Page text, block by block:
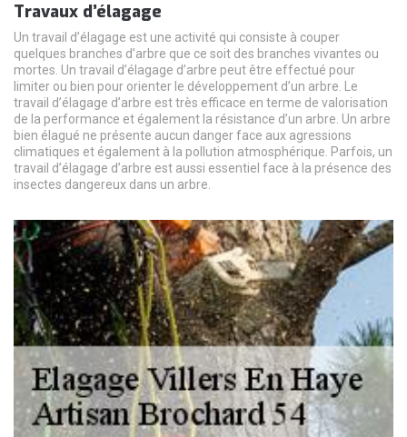
Travaux d’élagage
Un travail d’élagage est une activité qui consiste à couper
quelques branches d’arbre que ce soit des branches vivantes ou
mortes. Un travail d’élagage d’arbre peut être effectué pour
limiter ou bien pour orienter le développement d’un arbre. Le
travail d’élagage d’arbre est très efficace en terme de valorisation
de la performance et également la résistance d’un arbre. Un arbre
bien élagué ne présente aucun danger face aux agressions
climatiques et également à la pollution atmosphérique. Parfois, un
travail d’élagage d’arbre est aussi essentiel face à la présence des
insectes dangereux dans un arbre.